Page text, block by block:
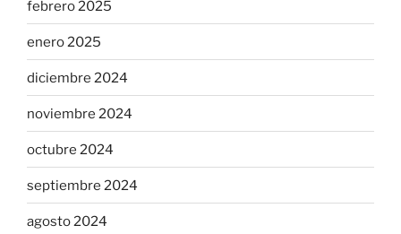
febrero 2025
enero 2025
diciembre 2024
noviembre 2024
octubre 2024
septiembre 2024
agosto 2024